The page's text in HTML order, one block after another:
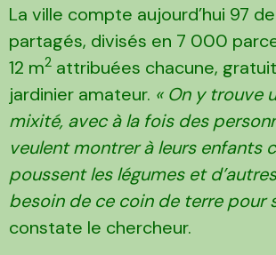
La ville compte aujourd’hui 97
partagés, divisés en 7 000
12 m2 attribuées chacune,
jardinier amateur. « On y trouve
mixité, avec à la fois des
veulent montrer à leurs enfants
poussent les légumes et
besoin de ce coin de terre pour
constate le chercheur.